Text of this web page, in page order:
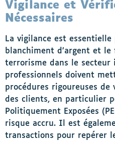
Vigilance et
Nécessaires
La vigilance est
blanchiment d’argent et le
terrorisme dans le secteur
professionnels doivent
procédures rigoureuses
des clients, en particulier
Politiquement Exposées
risque accru. Il est
transactions pour repérer